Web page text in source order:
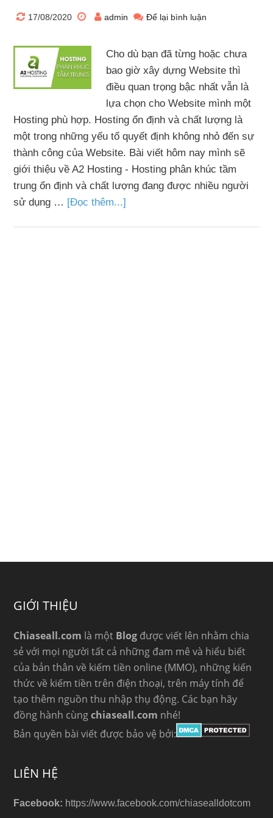
17/08/2020 admin Để lại bình luận
Cho dù bạn đã từng hoặc chưa
bao giờ xây dựng Website thì
điều quan trọng bậc nhất vẫn là
lựa chọn cho Website mình một
Hosting phù hợp. Hosting ổn định và chất lượng là
một trong những yếu tố quyết định không nhỏ đến sự
thành công của Website. Bài viết hôm nay mình sẽ
giới thiệu về A2 Hosting - Hosting phân khúc tầm
trung ổn định và chất lượng đang được nhiều người
sử dụng … [Đọc thêm...]
GIỚI THIỆU
Chiaseall.com là một Blog được viết lên nhằm chia
sẻ với mọi người tất cả những đam mê và hiểu biết
của bản thân về kiếm tiền online (MMO), những kiến
thức về kiếm tiền trên điện thoại, trên máy tính để
tạo thêm nguồn thu nhập thụ động. Các bạn hãy
đồng hành cùngchiaseall.com nhé!
Bản quyền bài viết được bảo vệ bởi:
LIÊN HỆ
Facebook: https://www.facebook.com/chiasealldotcom